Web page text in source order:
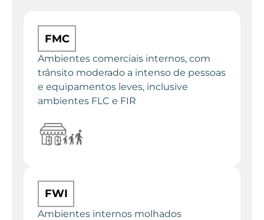
FMC
Ambientes comerciais internos, com
trânsito moderado a intenso de pessoas
e equipamentos leves, inclusive
ambientes FLC e FIR
FWI
Ambientes internos molhados